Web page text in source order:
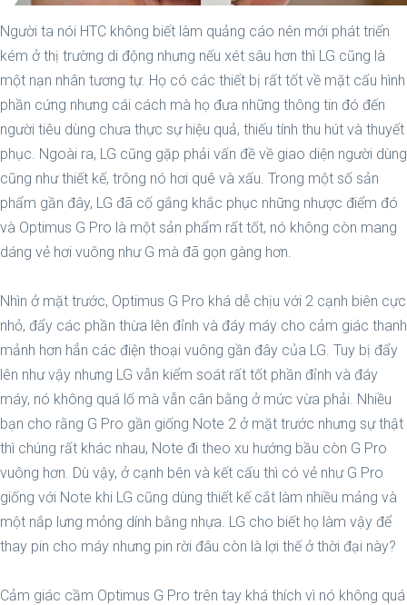
Người ta nói HTC không biết làm quảng cáo nên mới phát triển
kém ở thị trường di động nhưng nếu xét sâu hơn thì LG cũng là
một nạn nhân tương tự. Họ có các thiết bị rất tốt về mặt cấu hình
phần cứng nhưng cái cách mà họ đưa những thông tin đó đến
người tiêu dùng chưa thực sự hiệu quả, thiếu tính thu hút và thuyết
phục. Ngoài ra, LG cũng gặp phải vấn đề về giao diện người dùng
cũng như thiết kế, trông nó hơi quê và xấu. Trong một số sản
phẩm gần đây, LG đã cố gắng khắc phục những nhược điểm đó
và Optimus G Pro là một sản phẩm rất tốt, nó không còn mang
dáng vẻ hơi vuông như G mà đã gọn gàng hơn.
Nhìn ở mặt trước, Optimus G Pro khá dễ chịu với 2 cạnh biên cực
nhỏ, đẩy các phần thừa lên đỉnh và đáy máy cho cảm giác thanh
mảnh hơn hẳn các điện thoại vuông gần đây của LG. Tuy bị đẩy
lên như vậy nhưng LG vẫn kiểm soát rất tốt phần đỉnh và đáy
máy, nó không quá lố mà vẫn cân bằng ở mức vừa phải. Nhiều
bạn cho rằng G Pro gần giống Note 2 ở mặt trước nhưng sự thật
thì chúng rất khác nhau, Note đi theo xu hướng bầu còn G Pro
vuông hơn. Dù vậy, ở cạnh bên và kết cấu thì có vẻ như G Pro
giống với Note khi LG cũng dùng thiết kế cắt làm nhiều mảng và
một nắp lưng mỏng dính bằng nhựa. LG cho biết họ làm vậy để
thay pin cho máy nhưng pin rời đâu còn là lợi thế ở thời đại này?
Cảm giác cầm Optimus G Pro trên tay khá thích vì nó không quá